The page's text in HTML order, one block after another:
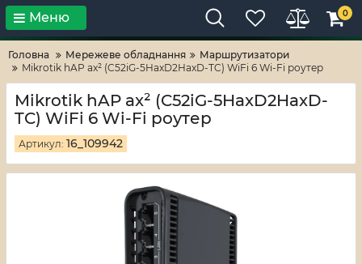
Тільки високі технології! RV-ZAFT
Меню 0
Головна Мережеве обладнання
Маршрутизатори
Mikrotik hAP ax² (C52iG-5HaxD2HaxD-TC) WiFi 6 Wi-Fi роутер
Mikrotik hAP ax² (C52iG-5HaxD2HaxD-
TC) WiFi 6 Wi-Fi роутер
Артикул: 16_109942